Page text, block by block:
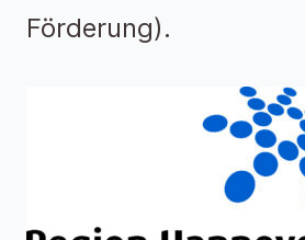
Förderung).